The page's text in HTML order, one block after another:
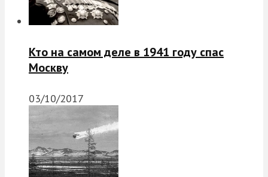
Кто на самом деле в 1941 году спас
Москву
03/10/2017